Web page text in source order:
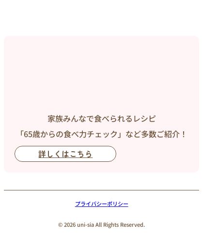
家族みんなで食べられるレシピ
「65歳からの食べ力チェック」など多数ご紹介！
詳しくはこちら
プライバシーポリシー
© 2026 uni-sia All Rights Reserved.